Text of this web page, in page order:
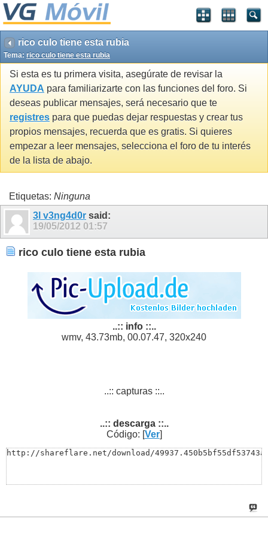
rico culo tiene esta rubia
Tema: rico culo tiene esta rubia
Si esta es tu primera visita, asegúrate de revisar la
AYUDA para familiarizarte con las funciones del foro. Si
deseas publicar mensajes, será necesario que te
registres para que puedas dejar respuestas y crear tus
propios mensajes, recuerda que es gratis. Si quieres
empezar a leer mensajes, selecciona el foro de tu interés
de la lista de abajo.
Etiquetas: Ninguna
3l v3ng4d0r said:
19/05/2012 01:57
rico culo tiene esta rubia
..:: info ::..
wmv, 43.73mb, 00.07.47, 320x240
..:: capturas ::..
..:: descarga ::..
Código: [Ver]
http://shareflare.net/download/